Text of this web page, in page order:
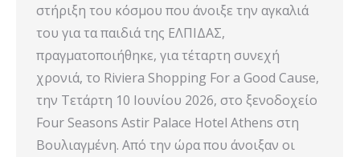
στήριξη του κόσμου που άνοιξε την αγκαλιά
του για τα παιδιά της ΕΛΠΙΔΑΣ,
πραγματοποιήθηκε, για τέταρτη συνεχή
χρονιά, το Riviera Shopping For a Good Cause,
την Τετάρτη 10 Ιουνίου 2026, στο ξενοδοχείο
Four Seasons Astir Palace Hotel Athens στη
Βουλιαγμένη. Από την ώρα που άνοιξαν οι